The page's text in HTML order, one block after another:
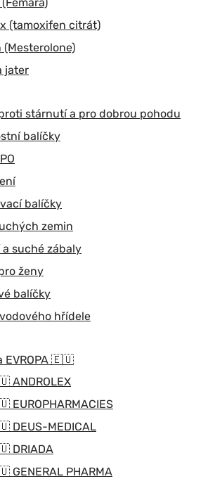
(tamoxifen citrát)
(Mesterolone)
jater
stárnutí a pro dobrou pohodu
balíčky
balíčky
zemin
suché zábaly
ženy
balíčky
hřídele
EVROPA 🇪🇺
ANDROLEX
EUROPHARMACIES
DEUS-MEDICAL
DRIADA
GENERAL PHARMA